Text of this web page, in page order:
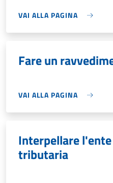
VAI ALLA PAGINA
Fare un
VAI ALLA PAGINA
Interpellare
tributaria